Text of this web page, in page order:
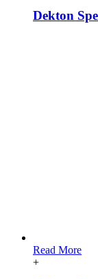
Dekton
Read More
+